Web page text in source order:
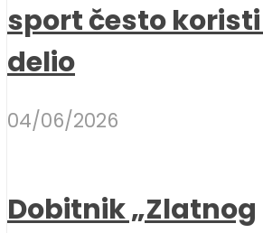
sport često
delio
04/06/2026
Dobitnik „Zlatnog